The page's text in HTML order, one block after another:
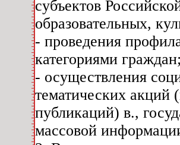
субъектов
образовательных,
- проведения
категориями
- осуществления
тематических акций
публикаций) в.,
массовой